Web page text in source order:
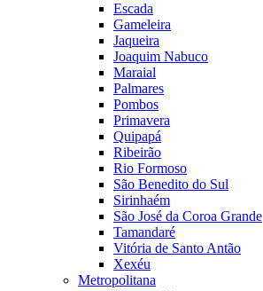
Escada
Gameleira
Jaqueira
Joaquim Nabuco
Maraial
Palmares
Pombos
Primavera
Quipapá
Ribeirão
Rio Formoso
São Benedito do Sul
Sirinhaém
São José da Coroa Grande
Tamandaré
Vitória de Santo Antão
Xexéu
Metropolitana